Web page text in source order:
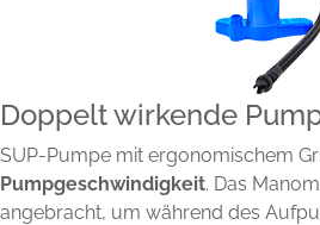
Doppelt wirkende
SUP-Pumpe mit ergonomischem
Pumpgeschwindigkeit. Das
angebracht, um während des